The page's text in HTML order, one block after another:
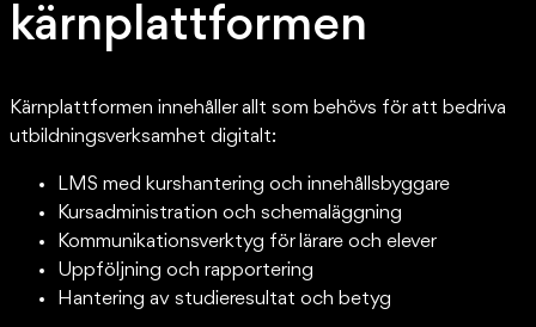
kärnplattformen
Kärnplattformen innehåller allt som behövs för att bedriva
utbildningsverksamhet digitalt:
LMS med kurshantering och innehållsbyggare
Kursadministration och schemaläggning
Kommunikationsverktyg för lärare och elever
Uppföljning och rapportering
Hantering av studieresultat och betyg